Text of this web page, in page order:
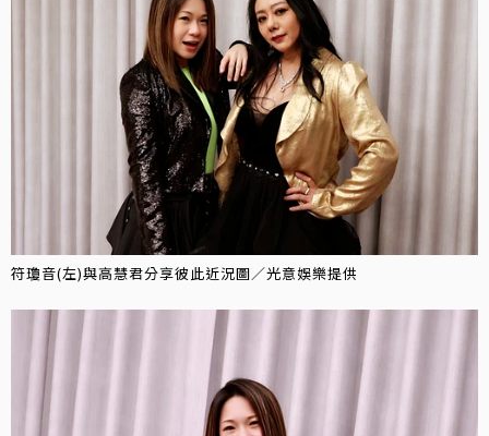
符瓊音(左)與高慧君分享彼此近況圖／光意娛樂提供